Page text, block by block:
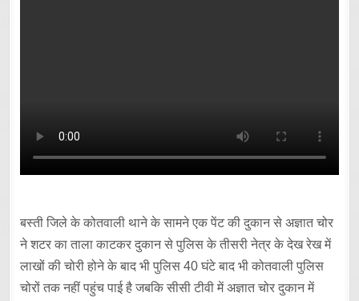
बस्ती जिले के कोतवाली थाने के सामने एक पेंट की दुकान से अज्ञात चोर
ने शटर का ताला काटकर दुकान से पुलिस के तीसरी नेत्र के देख रेख में
लाखों की चोरी होने के बाद भी पुलिस 40 घंटे बाद भी कोतवाली पुलिस
चोरों तक नहीं पहुंच पाई है जबकि सीसी टीवी में अज्ञात चोर दुकान में